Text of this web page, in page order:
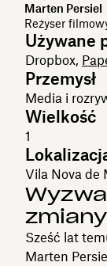
Marten Persiel
Reżyser
Używane
Dropbox,
Przemysł
Media i
Wielkość
1
Vila Nova de
zmiany
Sześć lat
Marten